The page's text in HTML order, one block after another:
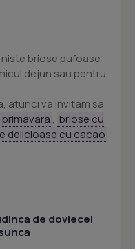
briose pufoase
dejun sau pentru
atunci va invitam sa
, briose cu
delicioase cu cacao
de dovlecei